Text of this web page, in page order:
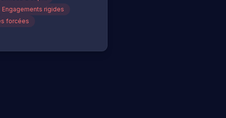
Engagements rigides
forcées